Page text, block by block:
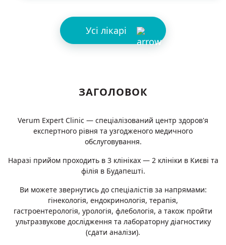
Усі лікарі
ЗАГОЛОВОК
Verum Expert Clinic — спеціалізований центр здоров'я
експертного рівня та узгодженого медичного
обслуговування.
Наразі прийом проходить в 3 клініках — 2 клініки в Києві та
філія в Будапешті.
Ви можете звернутись до спеціалістів за напрямами:
гінекологія, ендокринологія, терапія,
гастроентерологія, урологія, флебологія, а також пройти
ультразвукове дослідження та лабораторну діагностику
(сдати аналізи).